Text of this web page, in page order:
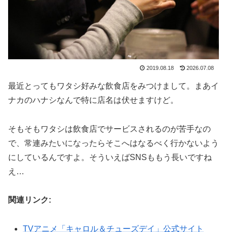
2019.08.18 2026.07.08
最近とってもワタシ好みな飲食店をみつけまして。まあイ
ナカのハナシなんで特に店名は伏せますけど。
そもそもワタシは飲食店でサービスされるのが苦手なの
で、常連みたいになったらそこへはなるべく行かないよう
にしているんですよ。そういえばSNSももう長いですね
え…
関連リンク:
TVアニメ「キャロル＆チューズデイ」公式サイト